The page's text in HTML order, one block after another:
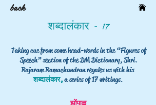
back
शब्दालंकार- 17
Taking cue from some head-words in the “Figures of
Speech” section of the DM Dictionary, Shri.
Rajaram Ramachandran regales us with his
शब्दालंकार,a series of 17 writings.
झोंपाळू